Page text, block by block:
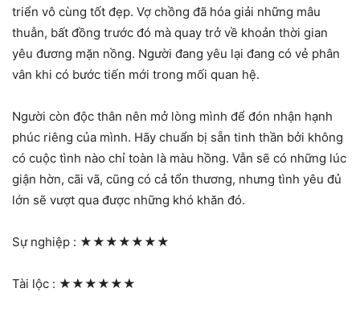
triển vô cùng tốt đẹp. Vợ chồng đã hóa giải những mâu
thuẫn, bất đồng trước đó mà quay trở về khoản thời gian
yêu đương mặn nồng. Người đang yêu lại đang có vẻ phân
vân khi có bước tiến mới trong mối quan hệ.
Người còn độc thân nên mở lòng mình để đón nhận hạnh
phúc riêng của mình. Hãy chuẩn bị sẵn tinh thần bởi không
có cuộc tình nào chỉ toàn là màu hồng. Vẫn sẽ có những lúc
giận hờn, cãi vã, cũng có cả tổn thương, nhưng tình yêu đủ
lớn sẽ vượt qua được những khó khăn đó.
Sự nghiệp : ★★★★★★★
Tài lộc : ★★★★★★